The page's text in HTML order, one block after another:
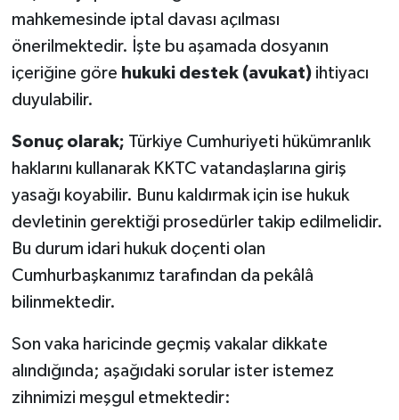
mahkemesinde iptal davası açılması
önerilmektedir. İşte bu aşamada dosyanın
içeriğine göre hukuki destek (avukat)ihtiyacı
duyulabilir.
Sonuç olarak; Türkiye Cumhuriyeti hükümranlık
haklarını kullanarak KKTC vatandaşlarına giriş
yasağı koyabilir. Bunu kaldırmak için ise hukuk
devletinin gerektiği prosedürler takip edilmelidir.
Bu durum idari hukuk doçenti olan
Cumhurbaşkanımız tarafından da pekâlâ
bilinmektedir.
Son vaka haricinde geçmiş vakalar dikkate
alındığında; aşağıdaki sorular ister istemez
zihnimizi meşgul etmektedir: